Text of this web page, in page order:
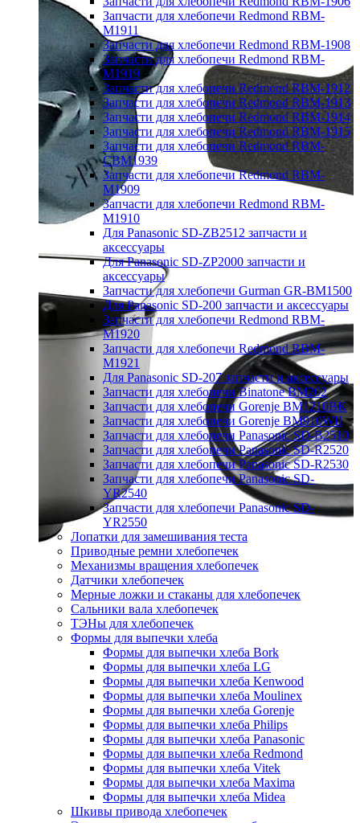
Запчасти для хлебопечи Redmond RBM-
M1911
Запчасти для хлебопечи Redmond RBM-1908
Запчасти для хлебопечи Redmond RBM-
M1919
Запчасти для хлебопечи Redmond RBM-1912
Запчасти для хлебопечи Redmond RBM-1913
Запчасти для хлебопечи Redmond RBM-1914
Запчасти для хлебопечи Redmond RBM-1915
Запчасти для хлебопечи Redmond RBM-
CBM1939
Запчасти для хлебопечи Redmond RBM-
M1909
Запчасти для хлебопечи Redmond RBM-
M1910
Для Panasonic SD-ZB2512 запчасти и
аксессуары
Для Panasonic SD-ZP2000 запчасти и
аксессуары
Запчасти для хлебопечи Gurman GR-BM1500
Для Panasonic SD-200 запчасти и аксессуары
Запчасти для хлебопечи Redmond RBM-
M1920
Запчасти для хлебопечи Redmond RBM-
M1921
Для Panasonic SD-207 запчасти и аксессуары
Запчасти для хлебопечи Binatone BM202
Запчасти для хлебопечи Gorenje BM1210BK
Запчасти для хлебопечи Gorenje BM910WII
Запчасти для хлебопечи Panasonic SD-B2510
Запчасти для хлебопечи Panasonic SD-R2520
Запчасти для хлебопечи Panasonic SD-R2530
Запчасти для хлебопечи Panasonic SD-
YR2540
Запчасти для хлебопечи Panasonic SD-
YR2550
Лопатки для замешивания теста
Приводные ремни хлебопечек
Механизмы вращения хлебопечек
Датчики хлебопечек
Мерные ложки и стаканы для хлебопечек
Сальники вала хлебопечек
ТЭНы для хлебопечек
Формы для выпечки хлеба
Формы для выпечки хлеба Bork
Формы для выпечки хлеба LG
Формы для выпечки хлеба Kenwood
Формы для выпечки хлеба Moulinex
Формы для выпечки хлеба Gorenje
Формы для выпечки хлеба Philips
Формы для выпечки хлеба Panasonic
Формы для выпечки хлеба Redmond
Формы для выпечки хлеба Vitek
Формы для выпечки хлеба Maxima
Формы для выпечки хлеба Midea
Шкивы привода хлебопечек